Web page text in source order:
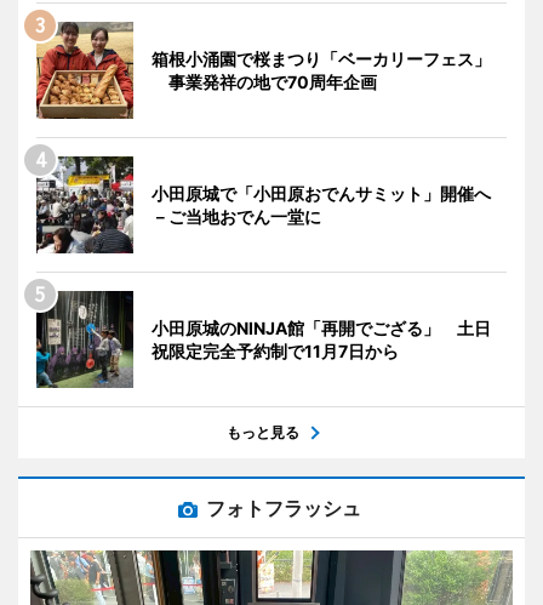
箱根小涌園で桜まつり「ベーカリーフェス」
事業発祥の地で70周年企画
小田原城で「小田原おでんサミット」開催へ
－ご当地おでん一堂に
小田原城のNINJA館「再開でござる」 土日
祝限定完全予約制で11月7日から
もっと見る
フォトフラッシュ